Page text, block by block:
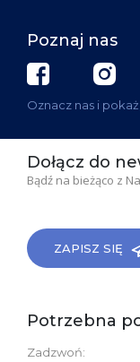
Poznaj nas
Oznacz nas i
Dołącz do
Bądź na bieżąco z
ZAPISZ SIĘ
Potrzebna
Zadzwoń: